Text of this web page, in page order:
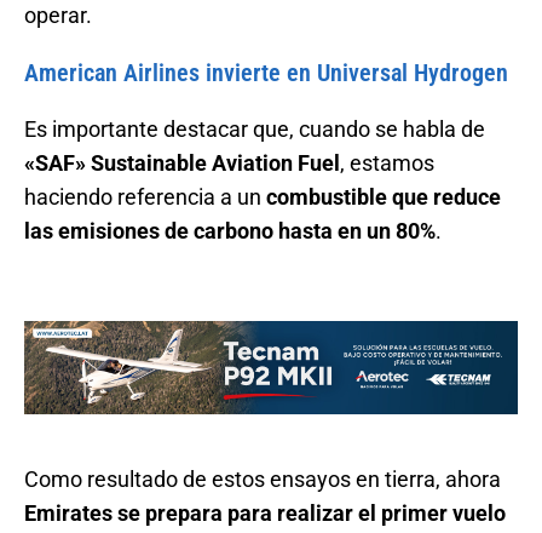
operar.
American Airlines invierte en Universal Hydrogen
Es importante destacar que, cuando se habla de
«SAF» Sustainable Aviation Fuel , estamos
haciendo referencia a un combustible que reduce
las emisiones de carbono hasta en un 80%.
Como resultado de estos ensayos en tierra, ahora
Emirates se prepara para realizar el primer vuelo